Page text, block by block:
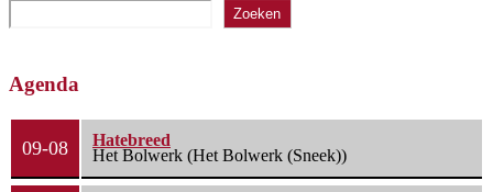
Zoeken
Agenda
09-08
Hatebreed
Het Bolwerk (Het Bolwerk (Sneek))